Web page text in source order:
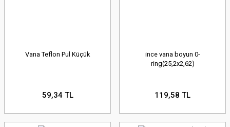
Vana Teflon Pul Küçük
59,34 TL
ince vana boyun 0-
ring(25,2x2,62)
119,58 TL